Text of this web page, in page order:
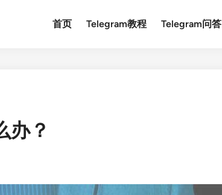
首页 Telegram教程 Telegram问答
办？